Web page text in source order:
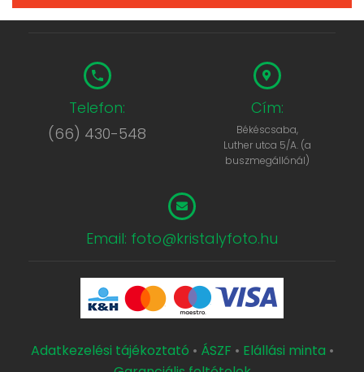
Telefon:
(66) 430-548
Cím:
Békéscsaba,
Luther utca 5/A. (a
buszmegállónál)
Email: foto@kristalyfoto.hu
Adatkezelési tájékoztató • ÁSZF • Elállási minta •